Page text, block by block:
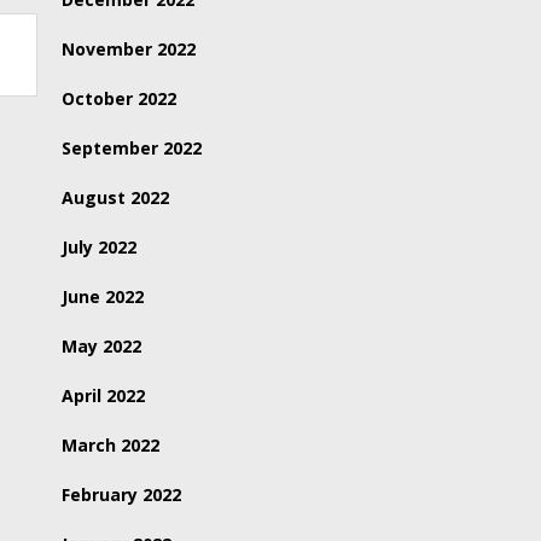
November 2022
October 2022
September 2022
August 2022
July 2022
June 2022
May 2022
April 2022
March 2022
February 2022